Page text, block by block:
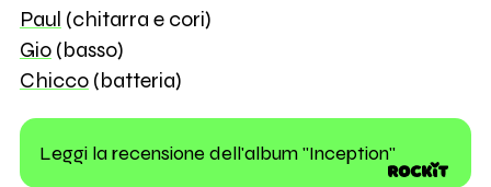
Paul (chitarra e cori)
Gio(basso)
Chicco(batteria)
Leggi la recensione dell'album "Inception"